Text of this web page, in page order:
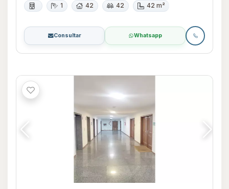
1 42 42 42 m²
Consultar Whatsapp